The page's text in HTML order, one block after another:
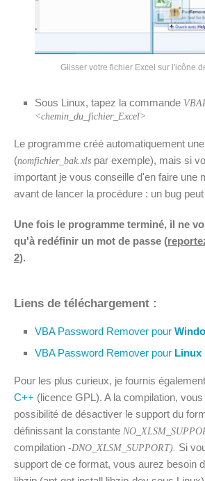
Glisser votre fichier Excel sur l'icône
Sous Linux, tapez la commande
<chemin_du_fichier_Excel>
Le programme créé automatiquement
(nomfichier_bak.xls par exemple), mais si
important je vous conseille d'en faire une
avant de lancer la procédure : un bug
Une fois le programme terminé, il ne
qu'à redéfinir un mot de passe (
2).
Liens de téléchargement :
VBA Password Remover pour
VBA Password Remover pour Linux
Pour les plus curieux, je fournis
C++ (licence GPL). A la compilation,
possibilité de désactiver le support du
définissant la constante
compilation -DNO_XLSM_SUPPORT). Si
support de ce format, vous aurez besoin